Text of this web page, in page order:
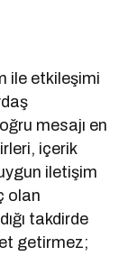
ile etkileşimi
mesajı en
içerik
iletişim
olan
takdirde
getirmez;